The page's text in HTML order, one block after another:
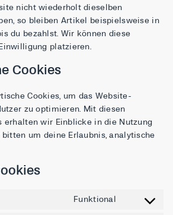
nicht wiederholt dieselben
so bleiben Artikel beispielsweise in
du bezahlst. Wir können diese
platzieren.
Cookies
Cookies, um das Website-
zu optimieren. Mit diesen
erhalten wir Einblicke in die Nutzung
bitten um deine Erlaubnis, analytische
Funktional